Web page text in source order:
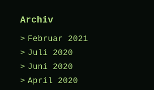
Archiv
Februar 2021
Juli 2020
Juni 2020
April 2020